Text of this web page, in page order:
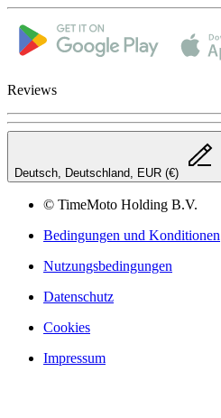
Reviews
Deutsch, Deutschland, EUR (€)
© TimeMoto Holding B.V.
Bedingungen und Konditionen
Nutzungsbedingungen
Datenschutz
Cookies
Impressum